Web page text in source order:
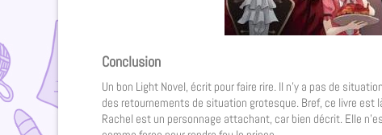
Conclusion
Un bon Light Novel, écrit pour faire rire. Il n’y a pas de
des retournements de situation grotesque. Bref, ce livre est
Rachel est un personnage attachant, car bien décrit. Elle